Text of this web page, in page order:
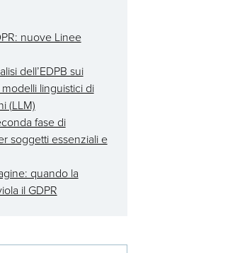
nuove Linee
dell’EDPB sui
linguistici di
(LLM)
fase di
soggetti essenziali e
quando la
il GDPR